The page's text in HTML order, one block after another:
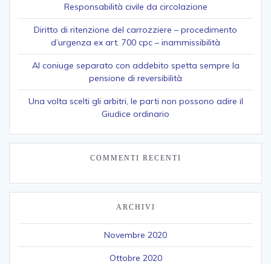
Responsabilità civile da circolazione
Diritto di ritenzione del carrozziere – procedimento
d’urgenza ex art. 700 cpc – inammissibilità
Al coniuge separato con addebito spetta sempre la
pensione di reversibilità
Una volta scelti gli arbitri, le parti non possono adire il
Giudice ordinario
COMMENTI RECENTI
ARCHIVI
Novembre 2020
Ottobre 2020